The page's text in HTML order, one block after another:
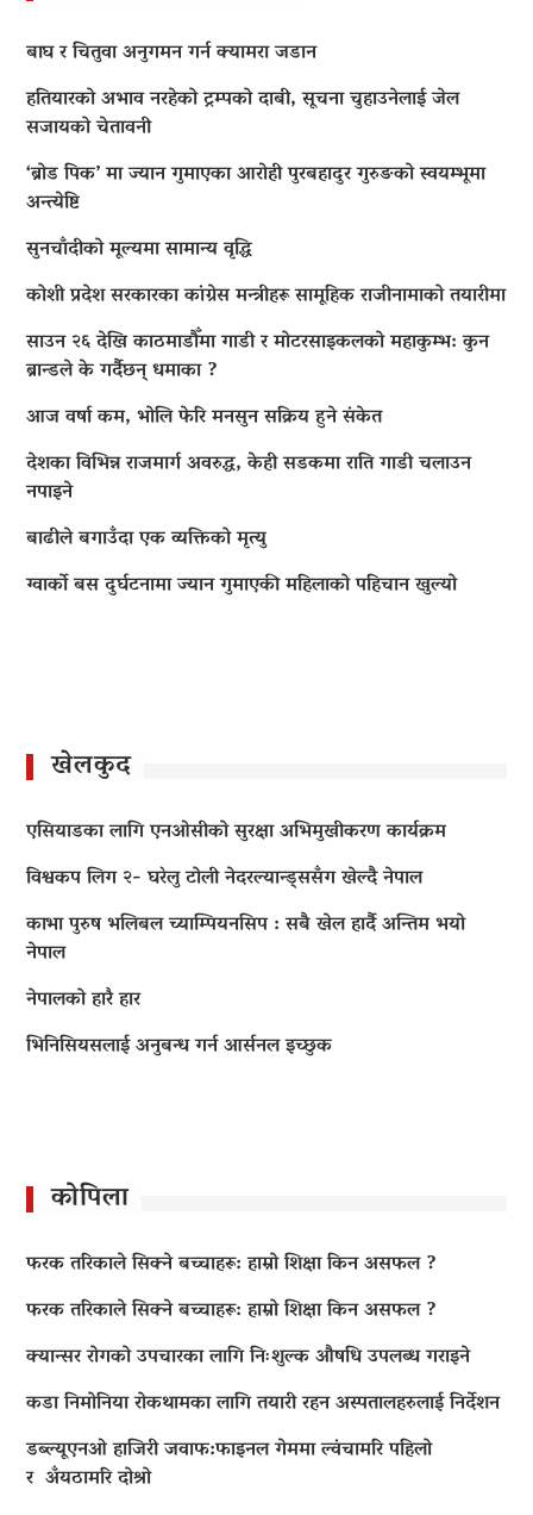
बाघ र चितुवा अनुगमन गर्न क्यामरा जडान
हतियारको अभाव नरहेको ट्रम्पको दाबी, सूचना चुहाउनेलाई जेल
सजायको चेतावनी
‘ब्रोड पिक’ मा ज्यान गुमाएका आराेही पुरबहादुर गुरुङको स्वयम्भूमा
अन्त्येष्टि
सुनचाँदीको मूल्यमा सामान्य वृद्धि
कोशी प्रदेश सरकारका कांग्रेस मन्त्रीहरू सामूहिक राजीनामाको तयारीमा
साउन २६ देखि काठमाडौँमा गाडी र मोटरसाइकलको महाकुम्भ: कुन
ब्रान्डले के गर्दैछन् धमाका ?
आज वर्षा कम, भोलि फेरि मनसुन सक्रिय हुने संकेत
देशका विभिन्न राजमार्ग अवरुद्ध, केही सडकमा राति गाडी चलाउन
नपाइने
बाढीले बगाउँदा एक व्यक्तिको मृत्यु
ग्वार्को बस दुर्घटनामा ज्यान गुमाएकी महिलाको पहिचान खुल्यो
खेलकुद
एसियाडका लागि एनओसीको सुरक्षा अभिमुखीकरण कार्यक्रम
विश्वकप लिग २- घरेलु टोली नेदरल्यान्ड्ससँग खेल्दै नेपाल
काभा पुरुष भलिबल च्याम्पियनसिप : सबै खेल हार्दै अन्तिम भयो
नेपाल
नेपालको हारै हार
भिनिसियसलाई अनुबन्ध गर्न आर्सनल इच्छुक
कोपिला
फरक तरिकाले सिक्ने बच्चाहरू: हाम्रो शिक्षा किन असफल ?
फरक तरिकाले सिक्ने बच्चाहरू: हाम्रो शिक्षा किन असफल ?
क्यान्सर रोगको उपचारका लागि निःशुल्क औषधि उपलब्ध गराइने
कडा निमोनिया रोकथामका लागि तयारी रहन अस्पतालहरुलाई निर्देशन
डब्ल्यूएनओ हाजिरी जवाफ:फाइनल गेममा ल्वंचामरि पहिलो
र अँयठामरि दोश्रो